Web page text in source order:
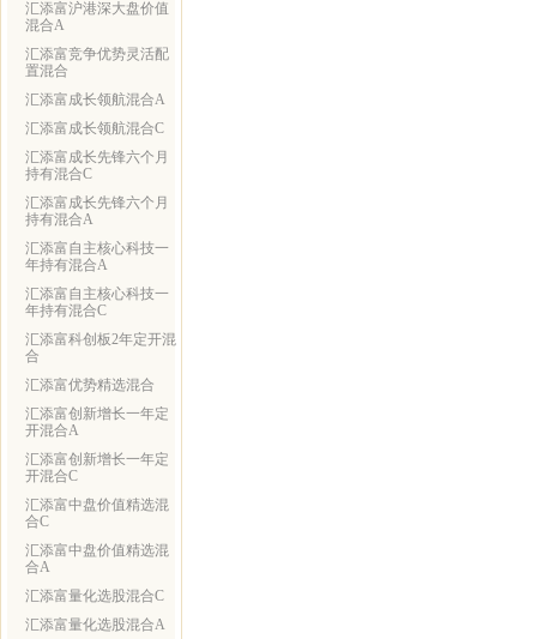
汇添富沪港深大盘价值
混合A
汇添富竞争优势灵活配
置混合
汇添富成长领航混合A
汇添富成长领航混合C
汇添富成长先锋六个月
持有混合C
汇添富成长先锋六个月
持有混合A
汇添富自主核心科技一
年持有混合A
汇添富自主核心科技一
年持有混合C
汇添富科创板2年定开混
合
汇添富优势精选混合
汇添富创新增长一年定
开混合A
汇添富创新增长一年定
开混合C
汇添富中盘价值精选混
合C
汇添富中盘价值精选混
合A
汇添富量化选股混合C
汇添富量化选股混合A